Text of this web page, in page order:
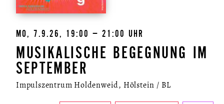
MO, 7.9.26, 19:00 – 21:00 UHR
MUSIKALISCHE BEGEGNUNG IM
SEPTEMBER
Impulszentrum Holdenweid, Hölstein / BL